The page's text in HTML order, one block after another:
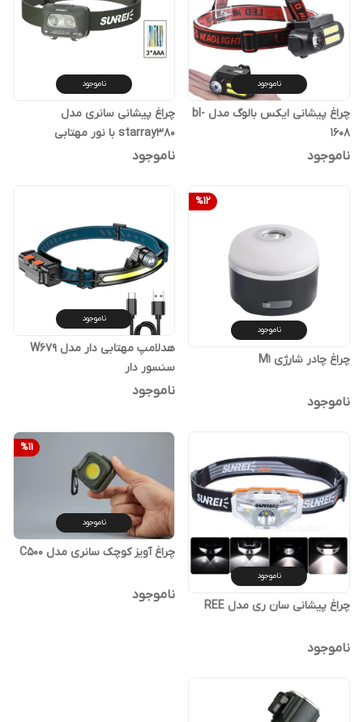
ناموجود
چراغ پیشانی ایکس بالوگ مدل bl-
1608
ناموجود
ناموجود
چراغ پیشانی سانری مدل
starray380 با نور مهتابی
ناموجود
%12
ناموجود
چراغ چادر شارژی M1
ناموجود
ناموجود
هدلامپ مهتابی دار مدل W679
سنسور دار
ناموجود
ناموجود
چراغ پیشانی سان ری مدل REE
ناموجود
%11
ناموجود
چراغ آویز کوچک سانری مدل C500
ناموجود